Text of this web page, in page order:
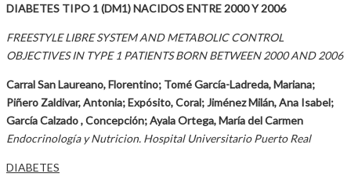
DIABETES TIPO 1 (DM1) NACIDOS ENTRE 2000 Y 2006
FREESTYLE LIBRE SYSTEM AND METABOLIC CONTROL
OBJECTIVES IN TYPE 1 PATIENTS BORN BETWEEN 2000 AND 2006
Carral San Laureano, Florentino; Tomé García-Ladreda, Mariana;
Piñero Zaldivar, Antonia; Expósito, Coral; Jiménez Milán, Ana Isabel;
García Calzado , Concepción; Ayala Ortega, María del Carmen
Endocrinología y Nutricion. Hospital Universitario Puerto Real
DIABETES